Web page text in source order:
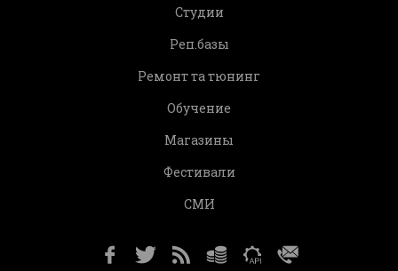
Студии
Реп.базы
Ремонт та тюнинг
Обучение
Магазины
Фестивали
СМИ